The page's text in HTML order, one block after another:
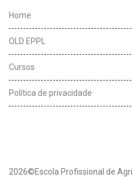
Home
OLD EPPL
Cursos
Política de privacidade
2026©Escola Profissional de